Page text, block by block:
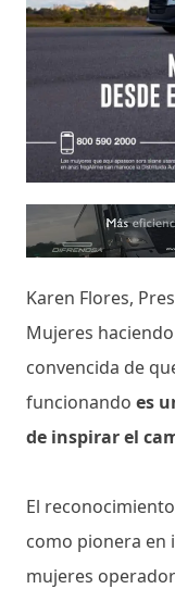
Karen Flores,
Mujeres
convencida de
funcionando es
de inspirar el
El
como pionera en
mujeres